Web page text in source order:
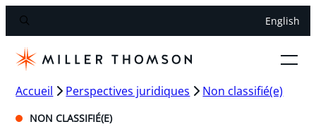
English
Accueil Perspectives juridiques Non classifié(e)
NON CLASSIFIÉ(E)